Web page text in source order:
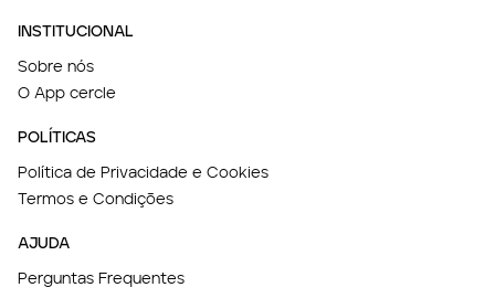
INSTITUCIONAL
Sobre nós
O App cercle
POLÍTICAS
Política de Privacidade e Cookies
Termos e Condições
AJUDA
Perguntas Frequentes